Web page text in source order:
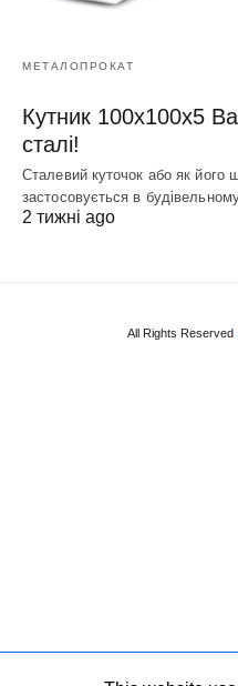
МЕТАЛОПРОКАТ
Кутник 100х100х5
сталі!
Сталевий куточок або як його
застосовується в
2 тижні ago
All Rights Reserved